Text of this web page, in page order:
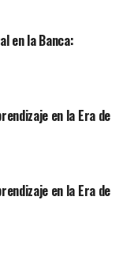
en la Banca:
en la Era de
en la Era de